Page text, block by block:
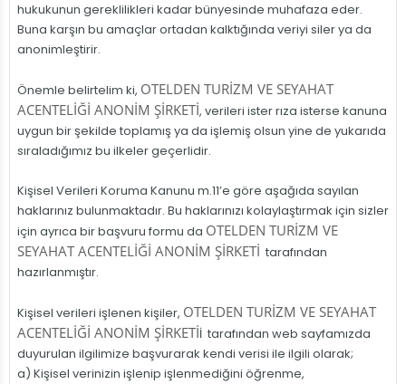
hukukunun gereklilikleri kadar bünyesinde muhafaza eder.
Buna karşın bu amaçlar ortadan kalktığında veriyi siler ya da
anonimleştirir.
Önemle belirtelim ki, OTELDEN TURİZM VE SEYAHAT
ACENTELİĞİ ANONİM ŞİRKETİ, verileri ister rıza isterse kanuna
uygun bir şekilde toplamış ya da işlemiş olsun yine de yukarıda
sıraladığımız bu ilkeler geçerlidir.
Kişisel Verileri Koruma Kanunu m.11’e göre aşağıda sayılan
haklarınız bulunmaktadır. Bu haklarınızı kolaylaştırmak için sizler
için ayrıca bir başvuru formu da OTELDEN TURİZM VE
SEYAHAT ACENTELİĞİ ANONİM ŞİRKETİ tarafından
hazırlanmıştır.
Kişisel verileri işlenen kişiler, OTELDEN TURİZM VE SEYAHAT
ACENTELİĞİ ANONİM ŞİRKETİİ tarafından web sayfamızda
duyurulan ilgilimize başvurarak kendi verisi ile ilgili olarak;
a) Kişisel verinizin işlenip işlenmediğini öğrenme,